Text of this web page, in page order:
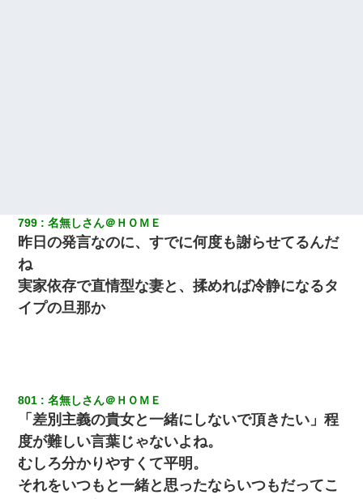
799 名無しさん＠ＨＯＭＥ
昨日の発言なのに、すでに何度も謝らせてるんだ
ね
実家依存で直情型な妻と、揉めれば冷静になるタ
イプの旦那か
801 名無しさん＠ＨＯＭＥ
「差別主義の貴女と一緒にしないで頂きたい」程
度が難しい言葉じゃないよね。
むしろ分かりやすくて平明。
それをいつもと一緒と思ったならいつもだってこ